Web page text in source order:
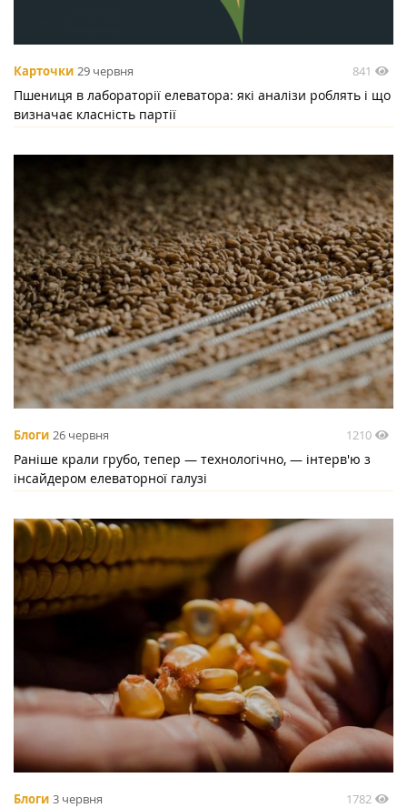
Карточки 29 червня 841
Пшениця в лабораторії елеватора: які аналізи роблять і що
визначає класність партії
Блоги 26 червня 1210
Раніше крали грубо, тепер — технологічно, — інтерв'ю з
інсайдером елеваторної галузі
Блоги 3 червня 1782